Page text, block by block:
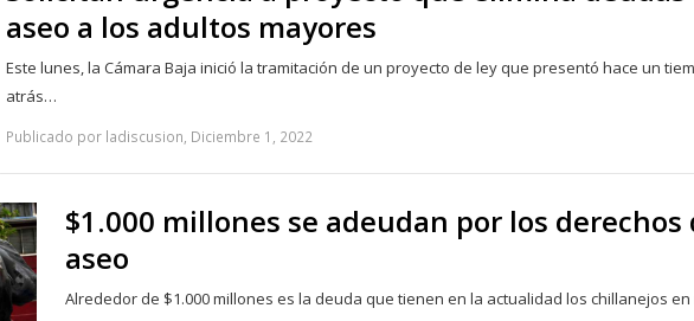
aseo a los adultos mayores
Este lunes, la Cámara Baja inició la tramitación de un proyecto de ley que presentó hace un
atrás…
Publicado por ladiscusion, Diciembre 1, 2022
$1.000 millones se adeudan por los derechos
aseo
Alrededor de $1.000 millones es la deuda que tienen en la actualidad los chillanejos